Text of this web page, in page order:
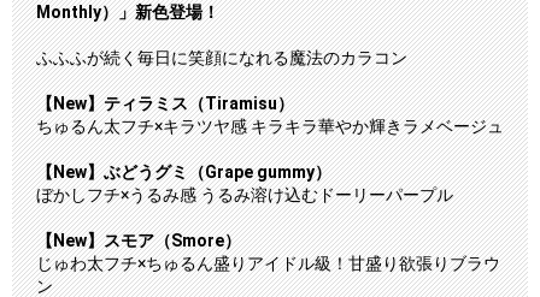
Monthly）」新色登場！
ふふふが続く毎日に笑顔になれる魔法のカラコン
【New】ティラミス（Tiramisu）
ちゅるん太フチ×キラツヤ感 キラキラ華やか輝きラメベージュ
【New】ぶどうグミ（Grape gummy）
ぼかしフチ×うるみ感 うるみ溶け込むドーリーパープル
【New】スモア（Smore）
じゅわ太フチ×ちゅるん盛りアイドル級！甘盛り欲張りブラウ
ン